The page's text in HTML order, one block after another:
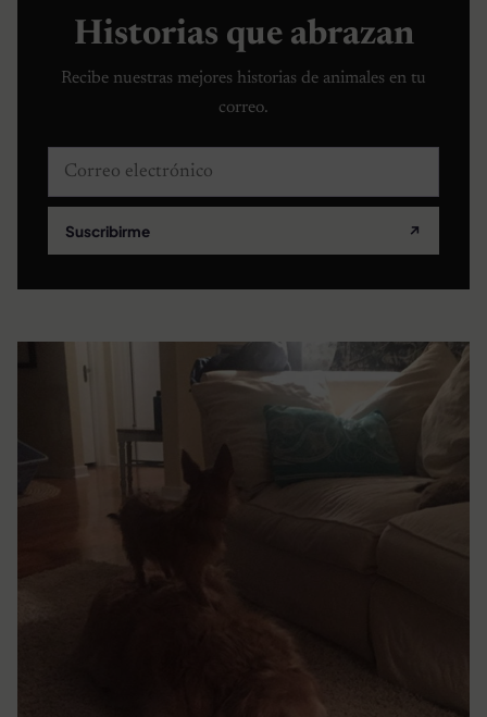
Historias que abrazan
Recibe nuestras mejores historias de animales en tu
correo.
Correo electrónico
Suscribirme ↗